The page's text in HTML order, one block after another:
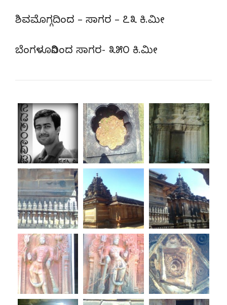
ಶಿವಮೊಗ್ಗದಿಂದ – ಸಾಗರ – ೭೩ ಕಿ.ಮೀ
ಬೆಂಗಳೂರಿನಿಂದ ಸಾಗರ- ೩೫೦ ಕಿ.ಮೀ